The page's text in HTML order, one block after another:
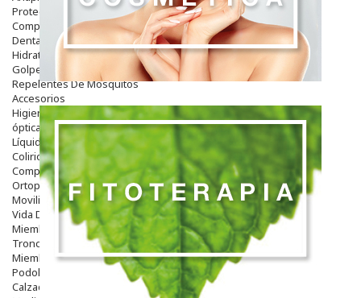
Protección Solar
Complementos Alimentarios
Dentales
Hidratantes
Golpes Y Hematomas
Repelentes De Mosquitos
Accesorios
Higiene
óptica
Líquidos Lentillas
Colirios
Complementos Alimentarios.
Ortopedia - Accesorios
Movilidad
Vida Diaria
Miembro Superior
Tronco
Miembro Inferior
Podología
Calzado